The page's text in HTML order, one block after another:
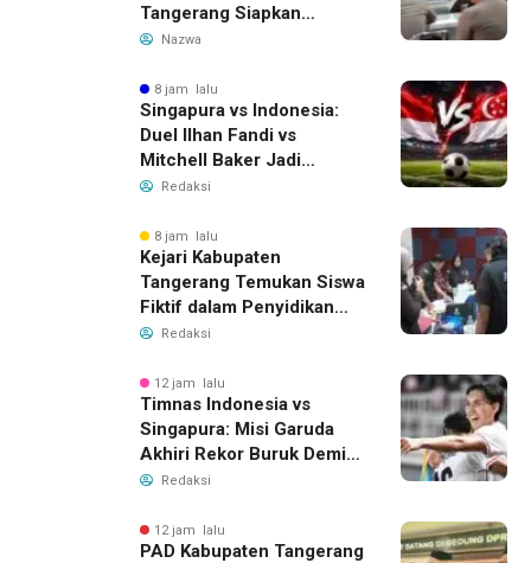
Tangerang Siapkan
Langkah Antisipasi Krisis
Nazwa
8 jam lalu
Singapura vs Indonesia:
Duel Ilhan Fandi vs
Mitchell Baker Jadi
Sorotan di Piala AFF 2026
Redaksi
8 jam lalu
Kejari Kabupaten
Tangerang Temukan Siswa
Fiktif dalam Penyidikan
Dana BOP PKBM
Redaksi
12 jam lalu
Timnas Indonesia vs
Singapura: Misi Garuda
Akhiri Rekor Buruk Demi
Tiket Semifinal Piala AFF
Redaksi
12 jam lalu
PAD Kabupaten Tangerang